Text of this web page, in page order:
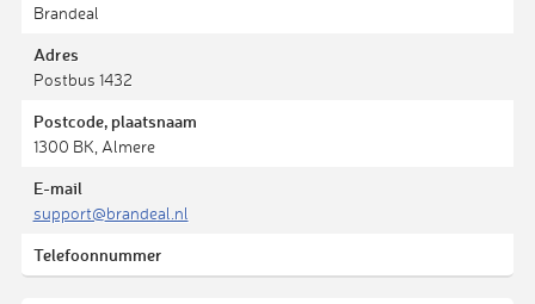
Brandeal
Adres
Postbus 1432
Postcode, plaatsnaam
1300 BK, Almere
E-mail
support@brandeal.nl
Telefoonnummer